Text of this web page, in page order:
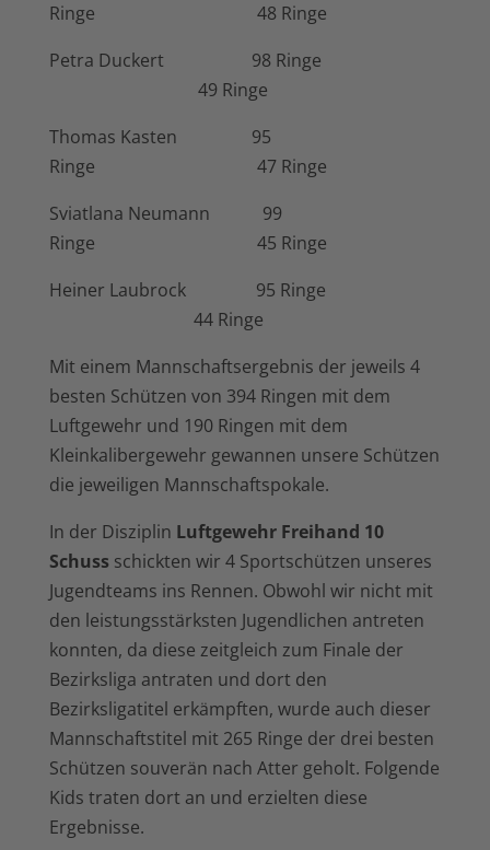
Ringe 48 Ringe
Petra Duckert 98 Ringe
49 Ringe
Thomas Kasten 95
Ringe 47 Ringe
Sviatlana Neumann 99
Ringe 45 Ringe
Heiner Laubrock 95 Ringe
44 Ringe
Mit einem Mannschaftsergebnis der jeweils 4
besten Schützen von 394 Ringen mit dem
Luftgewehr und 190 Ringen mit dem
Kleinkalibergewehr gewannen unsere Schützen
die jeweiligen Mannschaftspokale.
In der Disziplin Luftgewehr Freihand 10
Schuss schickten wir 4 Sportschützen unseres
Jugendteams ins Rennen. Obwohl wir nicht mit
den leistungsstärksten Jugendlichen antreten
konnten, da diese zeitgleich zum Finale der
Bezirksliga antraten und dort den
Bezirksligatitel erkämpften, wurde auch dieser
Mannschaftstitel mit 265 Ringe der drei besten
Schützen souverän nach Atter geholt. Folgende
Kids traten dort an und erzielten diese
Ergebnisse.